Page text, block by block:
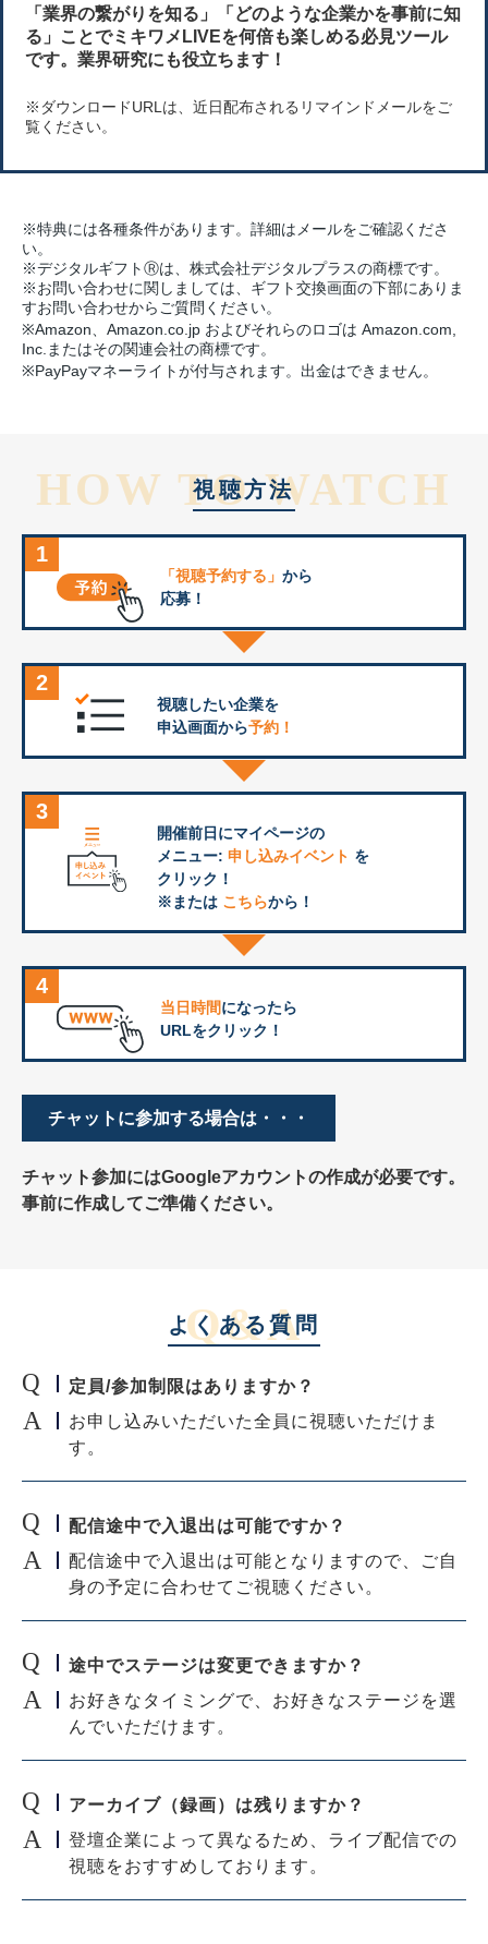
「業界の繋がりを知る」「どのような企業かを事前に知
る」ことでミキワメLIVEを何倍も楽しめる必見ツール
です。業界研究にも役立ちます！
※ダウンロードURLは、近日配布されるリマインドメールをご
覧ください。
※特典には各種条件があります。詳細はメールをご確認くださ
い。
※デジタルギフトⓇは、株式会社デジタルプラスの商標です。
※お問い合わせに関しましては、ギフト交換画面の下部にありま
すお問い合わせからご質問ください。
※Amazon、Amazon.co.jp およびそれらのロゴは Amazon.com,
Inc.またはその関連会社の商標です。
※PayPayマネーライトが付与されます。出金はできません。
視聴方法
HOW TO WATCH
1
「視聴予約する」 から
応募！
2
視聴したい企業を
申込画面から予約！
3
開催前日にマイページの
メニュー: 申し込みイベント を
クリック！
※または こちらから！
4
当日時間になったら
URLをクリック！
チャットに参加する場合は・・・
チャット参加にはGoogleアカウントの作成が必要です。
事前に作成してご準備ください。
よくある質問
Q&A
定員/参加制限はありますか？
お申し込みいただいた全員に視聴いただけま
す。
配信途中で入退出は可能ですか？
配信途中で入退出は可能となりますので、ご自
身の予定に合わせてご視聴ください。
途中でステージは変更できますか？
お好きなタイミングで、お好きなステージを選
んでいただけます。
アーカイブ（録画）は残りますか？
登壇企業によって異なるため、ライブ配信での
視聴をおすすめしております。